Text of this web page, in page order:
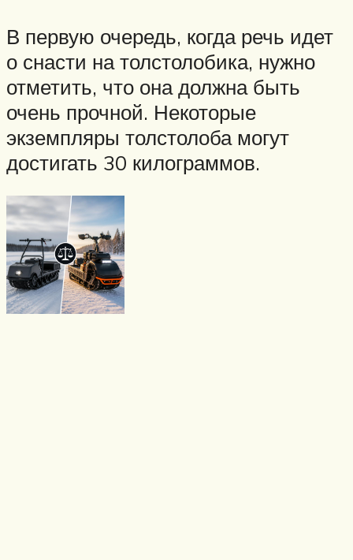
В первую очередь, когда речь идет
о снасти на толстолобика, нужно
отметить, что она должна быть
очень прочной. Некоторые
экземпляры толстолоба могут
достигать 30 килограммов.